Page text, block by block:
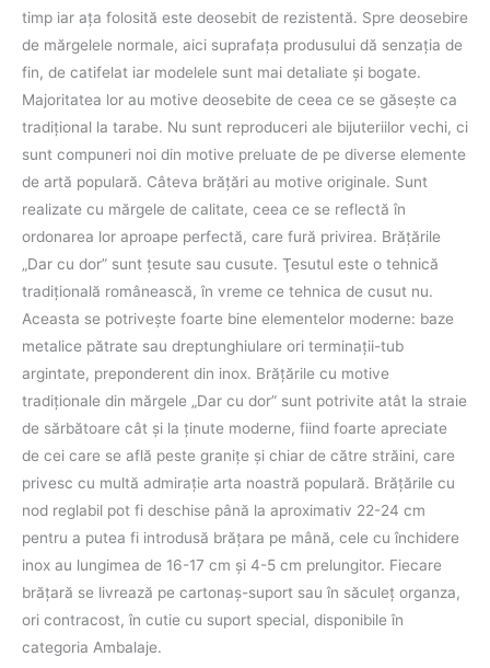
timp iar aţa folosită este deosebit de rezistentă. Spre deosebire
de mărgelele normale, aici suprafața produsului dă senzația de
fin, de catifelat iar modelele sunt mai detaliate și bogate.
Majoritatea lor au motive deosebite de ceea ce se găseşte ca
tradiţional la tarabe. Nu sunt reproduceri ale bijuteriilor vechi, ci
sunt compuneri noi din motive preluate de pe diverse elemente
de artă populară. Câteva brăţări au motive originale. Sunt
realizate cu mărgele de calitate, ceea ce se reflectă în
ordonarea lor aproape perfectă, care fură privirea. Brăţările
„Dar cu dor” sunt ţesute sau cusute. Ţesutul este o tehnică
tradiţională românească, în vreme ce tehnica de cusut nu.
Aceasta se potriveşte foarte bine elementelor moderne: baze
metalice pătrate sau dreptunghiulare ori terminaţii-tub
argintate, preponderent din inox. Brăţările cu motive
tradiţionale din mărgele „Dar cu dor” sunt potrivite atât la straie
de sărbătoare cât şi la ţinute moderne, fiind foarte apreciate
de cei care se află peste graniţe şi chiar de către străini, care
privesc cu multă admiraţie arta noastră populară. Brățările cu
nod reglabil pot fi deschise până la aproximativ 22-24 cm
pentru a putea fi introdusă brăţara pe mână, cele cu închidere
inox au lungimea de 16-17 cm și 4-5 cm prelungitor. Fiecare
brăţară se livrează pe cartonaş-suport sau în săculeţ organza,
ori contracost, în cutie cu suport special, disponibile în
categoria Ambalaje.